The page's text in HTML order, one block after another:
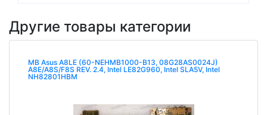
Другие товары категории
MB Asus A8LE (60-NEHMB1000-B13, 08G28AS0024J)
A8E/A8S/F8S REV. 2.4, Intel LE82G960, Intel SLA5V, Intel
NH82801HBM